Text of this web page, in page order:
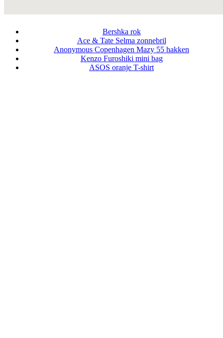
Bershka rok
Ace & Tate Selma zonnebril
Anonymous Copenhagen Mazy 55 hakken
Kenzo Furoshiki mini bag
ASOS oranje T-shirt